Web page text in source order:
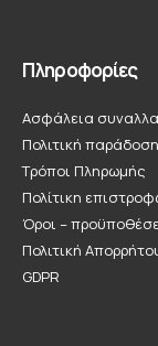
Πληροφορίες
Ασφάλεια
Πολιτική
Τρόποι Πληρωμής
Πολίτικη
Όροι –
Πολιτική
GDPR